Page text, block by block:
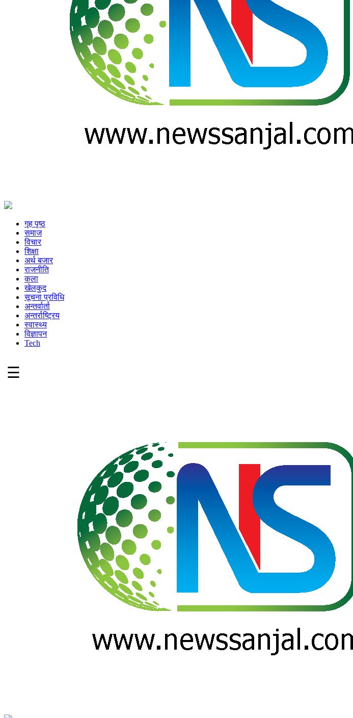
गृह पृष्ठ
समाज
विचार
शिक्षा
अर्थ बजार
राजनीति
कला
खेलकुद
सूचना प्रविधि
अन्तर्वार्ता
अन्तर्राष्ट्रिय
स्वास्थ्य
विज्ञापन
Tech
☰